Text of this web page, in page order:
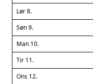
Lør 8.
Søn 9.
Man 10.
Tir 11.
Ons 12.